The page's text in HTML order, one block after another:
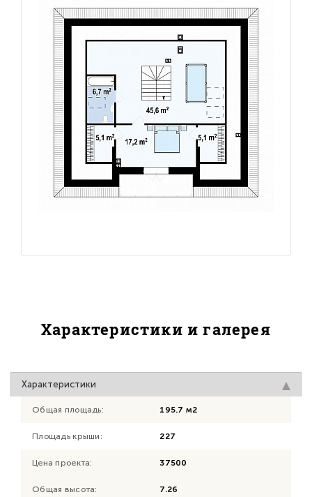
Характеристики и галерея
Характеристики
Общая площадь: 195.7 м2
Площадь крыши: 227
Цена проекта: 37500
Общая высота: 7.26